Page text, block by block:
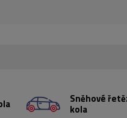
Sněhové
kola